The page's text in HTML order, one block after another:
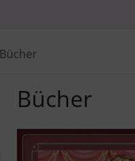
Bücher
Bücher